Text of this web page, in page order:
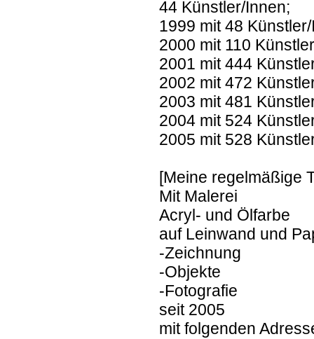
44 Künstler/Innen;
1999 mit 48
2000 mit 110
2001 mit 444
2002 mit 472
2003 mit 481
2004 mit 524
2005 mit 528
[Meine regelmäßige
Mit Malerei
Acryl- und Ölfarbe
auf Leinwand und
-Zeichnung
-Objekte
-Fotografie
seit 2005
mit folgenden